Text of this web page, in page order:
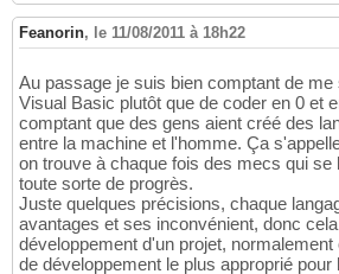
Feanorin, le 11/08/2011 à 18h22
Au passage je suis bien comptant de me
Visual Basic plutôt que de coder en 0 et
comptant que des gens aient créé des
entre la machine et l'homme. Ça
on trouve à chaque fois des mecs qui se
toute sorte de progrès.
Juste quelques précisions, chaque
avantages et ses inconvénient, donc
développement d'un projet,
de développement le plus approprié pour